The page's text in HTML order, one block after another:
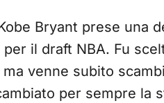
Bryant prese una
il draft NBA. Fu
ma venne subito
per sempre la